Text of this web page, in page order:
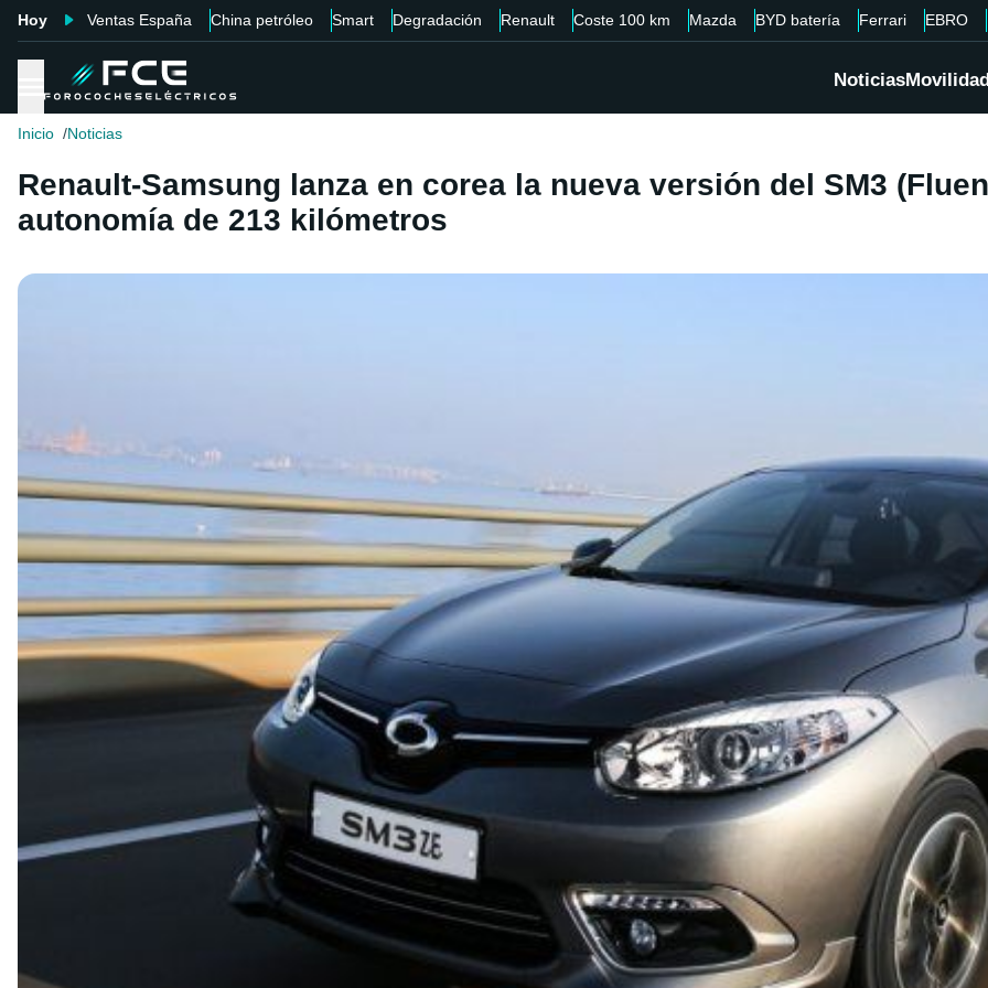
Hoy Ventas España China petróleo Smart Degradación Renault Coste 100 km Mazda BYD batería Ferrari EBRO
Noticias
Inicio Noticias
Renault-Samsung lanza en corea la nueva versión del SM3
autonomía de 213 kilómetros